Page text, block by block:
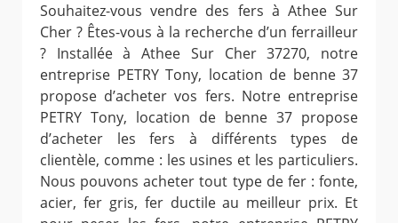
Souhaitez-vous vendre des fers à Athee Sur
Cher ? Êtes-vous à la recherche d’un ferrailleur
? Installée à Athee Sur Cher 37270, notre
entreprise PETRY Tony, location de benne 37
propose d’acheter vos fers. Notre entreprise
PETRY Tony, location de benne 37 propose
d’acheter les fers à différents types de
clientèle, comme : les usines et les particuliers.
Nous pouvons acheter tout type de fer : fonte,
acier, fer gris, fer ductile au meilleur prix. Et